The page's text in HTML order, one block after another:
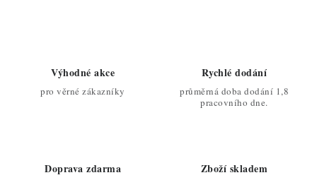
Výhodné akce
pro věrné zákazníky
Rychlé dodání
průměrná doba dodání 1,8
pracovního dne.
Doprava zdarma Zboží skladem